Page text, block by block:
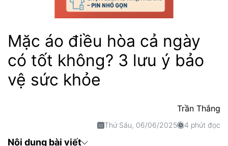
Mặc áo điều hòa cả ngày
có tốt không? 3 lưu ý bảo
vệ sức khỏe
Trần Thắng
Thứ Sáu, 06/06/2025 4 phút đọc
Nội dung bài viết